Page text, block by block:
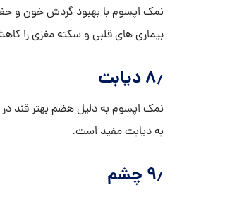
نمک اپسوم با بهبود گردش خون و
بیماری های قلبی و سکته مغزی را
۸٫ دیابت
نمک اپسوم به دلیل هضم بهتر قند در
به دیابت مفید است.
۹٫ چشم